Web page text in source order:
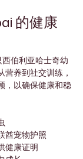
的健康
西伯利亚哈士奇幼
营养到社交训练，
，以确保健康和稳
酋宠物护照
健康证明